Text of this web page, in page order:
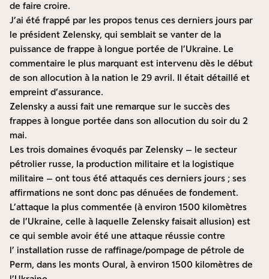
de faire croire.
J’ai été frappé par les propos tenus ces derniers jours par
le président Zelensky, qui semblait se vanter de la
puissance de frappe à longue portée de l’Ukraine. Le
commentaire le plus marquant est intervenu dès le début
de son allocution à la nation le 29 avril. Il était détaillé et
empreint d’assurance.
Zelensky a aussi fait une remarque sur le succès des
frappes à longue portée dans son allocution du soir du 2
mai.
Les trois domaines évoqués par Zelensky – le secteur
pétrolier russe, la production militaire et la logistique
militaire – ont tous été attaqués ces derniers jours ; ses
affirmations ne sont donc pas dénuées de fondement.
L’attaque la plus commentée (à environ 1500 kilomètres
de l’Ukraine, celle à laquelle Zelensky faisait allusion) est
ce qui semble avoir été une attaque réussie contre
l’ installation russe de raffinage/pompage de pétrole de
Perm, dans les monts Oural, à environ 1500 kilomètres de